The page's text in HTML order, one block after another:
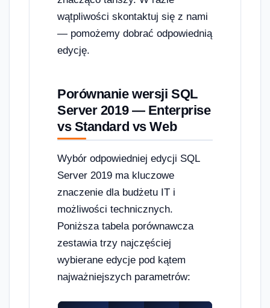
wątpliwości skontaktuj się z nami
— pomożemy dobrać odpowiednią
edycję.
Porównanie wersji SQL
Server 2019 — Enterprise
vs Standard vs Web
Wybór odpowiedniej edycji SQL
Server 2019 ma kluczowe
znaczenie dla budżetu IT i
możliwości technicznych.
Poniższa tabela porównawcza
zestawia trzy najczęściej
wybierane edycje pod kątem
najważniejszych parametrów: